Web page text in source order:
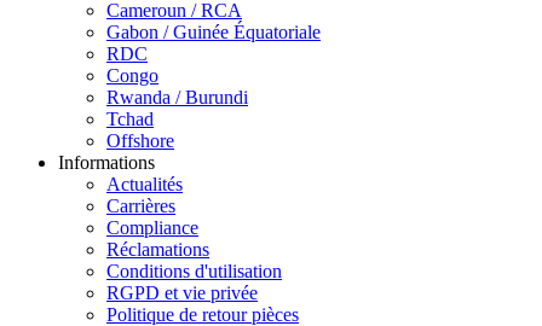
Cameroun / RCA
Gabon / Guinée Équatoriale
RDC
Congo
Rwanda / Burundi
Tchad
Offshore
Informations
Actualités
Carrières
Compliance
Réclamations
Conditions d'utilisation
RGPD et vie privée
Politique de retour pièces